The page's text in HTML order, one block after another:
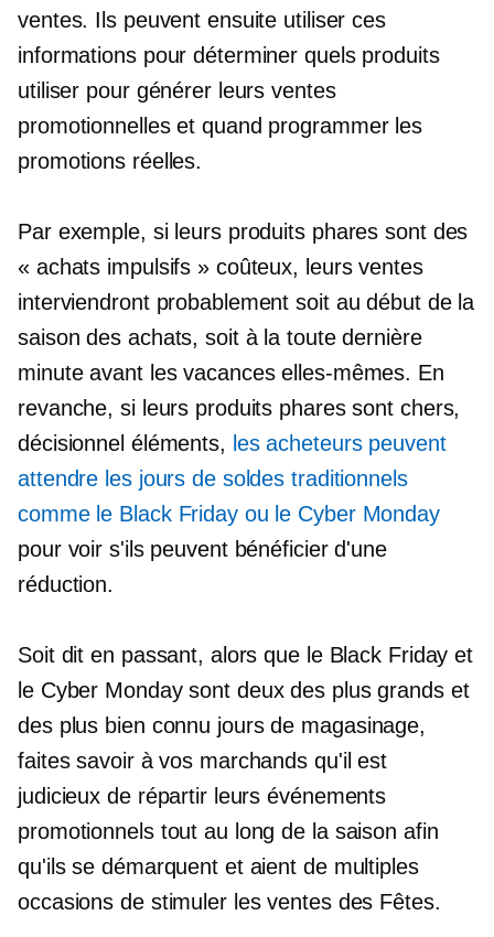
ventes. Ils peuvent ensuite utiliser ces
informations pour déterminer quels produits
utiliser pour générer leurs ventes
promotionnelles et quand programmer les
promotions réelles.
Par exemple, si leurs produits phares sont des
« achats impulsifs » coûteux, leurs ventes
interviendront probablement soit au début de la
saison des achats, soit à la toute dernière
minute avant les vacances elles-mêmes. En
revanche, si leurs produits phares sont chers,
décisionnel éléments, les acheteurs peuvent
attendre les jours de soldes traditionnels
comme le Black Friday ou le Cyber ​​Monday
pour voir s'ils peuvent bénéficier d'une
réduction.
Soit dit en passant, alors que le Black Friday et
le Cyber ​​​​Monday sont deux des plus grands et
des plus bien connu jours de magasinage,
faites savoir à vos marchands qu'il est
judicieux de répartir leurs événements
promotionnels tout au long de la saison afin
qu'ils se démarquent et aient de multiples
occasions de stimuler les ventes des Fêtes.